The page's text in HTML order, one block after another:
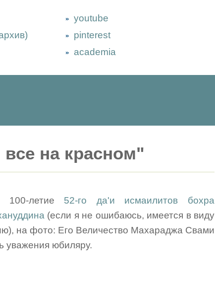
youtube
pinterest
academia
все на красном"
100-летие 52-го да'и исмаилитов бохра
(если я не ошибаюсь, имеется в виду
на фото: Его Величество Махараджа Свами
уважения юбиляру.